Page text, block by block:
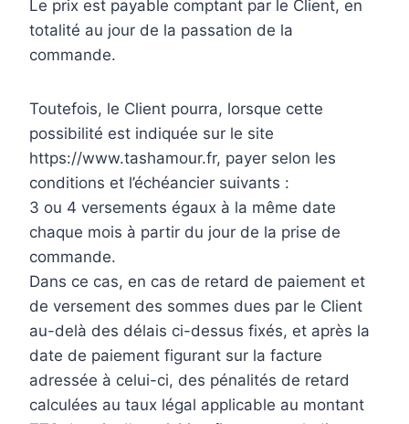
Le prix est payable comptant par le Client, en
totalité au jour de la passation de la
commande.
Toutefois, le Client pourra, lorsque cette
possibilité est indiquée sur le site
https://www.tashamour.fr, payer selon les
conditions et l’échéancier suivants :
3 ou 4 versements égaux à la même date
chaque mois à partir du jour de la prise de
commande.
Dans ce cas, en cas de retard de paiement et
de versement des sommes dues par le Client
au-delà des délais ci-dessus fixés, et après la
date de paiement figurant sur la facture
adressée à celui-ci, des pénalités de retard
calculées au taux légal applicable au montant